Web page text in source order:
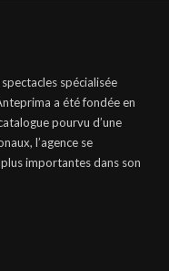
spécialisée
a été fondée en
pourvu d’une
l’agence se
importantes dans son